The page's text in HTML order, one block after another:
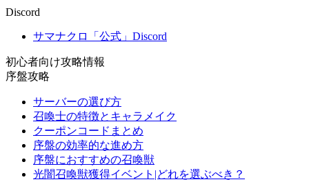
Discord
サマナクロ「公式」Discord
初心者向け攻略情報
序盤攻略
サーバーの選び方
召喚士の特徴とキャラメイク
クーポンコードまとめ
序盤の効率的な進め方
序盤におすすめの召喚獣
光闇召喚獣獲得イベント|どれを選ぶべき？